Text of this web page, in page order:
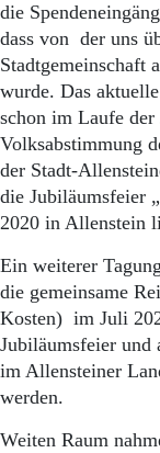
die
dass von der uns
Stadtgemeinschaft
wurde. Das
schon im Laufe
Volksabstimmung
der Stadt-
die Jubiläumsfeier
2020 in Allenstein
Ein weiterer
die gemeinsame
Kosten) im Juli
Jubiläumsfeier und
im Allensteiner
werden.
Weiten Raum